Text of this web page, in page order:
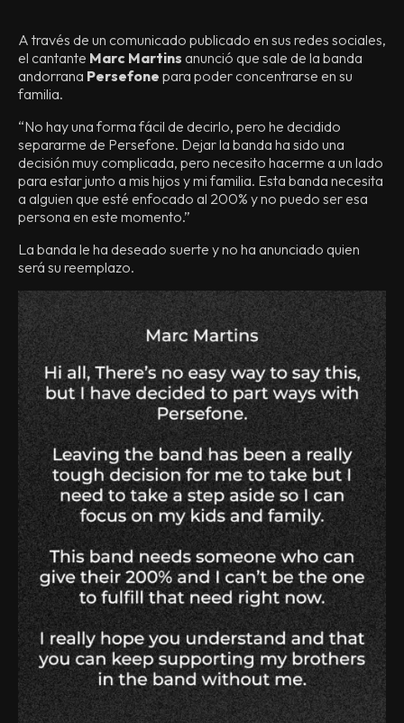
A través de un comunicado publicado en sus redes sociales,
el cantante Marc Martins anunció que sale de la banda
andorrana Persefone para poder concentrarse en su
familia.
“No hay una forma fácil de decirlo, pero he decidido
separarme de Persefone. Dejar la banda ha sido una
decisión muy complicada, pero necesito hacerme a un lado
para estar junto a mis hijos y mi familia. Esta banda necesita
a alguien que esté enfocado al 200% y no puedo ser esa
persona en este momento.”
La banda le ha deseado suerte y no ha anunciado quien
será su reemplazo.